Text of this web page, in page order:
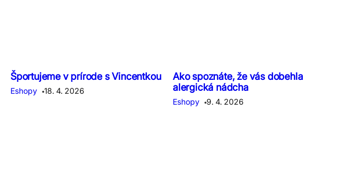
Športujeme v prírode s Vincentkou
Eshopy 18. 4. 2026
Ako spoznáte, že vás dobehla
alergická nádcha
Eshopy 9. 4. 2026